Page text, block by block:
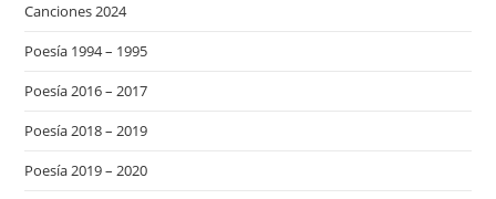
Canciones 2024
Poesía 1994 – 1995
Poesía 2016 – 2017
Poesía 2018 – 2019
Poesía 2019 – 2020